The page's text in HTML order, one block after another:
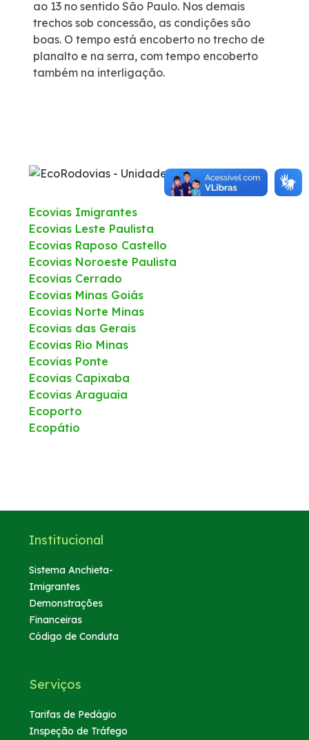
Fale Conosco
Trabalhe Conosco
ao 13 no sentido São Paulo. Nos demais
trechos sob concessão, as condições são
boas. O tempo está encoberto no trecho de
planalto e na serra, com tempo encoberto
também na interligação.
Ecovias Imigrantes
Ecovias Leste Paulista
Ecovias Raposo Castello
Ecovias Noroeste Paulista
Ecovias Cerrado
Ecovias Minas Goiás
Ecovias Norte Minas
Ecovias das Gerais
Ecovias Rio Minas
Ecovias Ponte
Ecovias Capixaba
Ecovias Araguaia
Ecoporto
Ecopátio
Institucional
Sistema Anchieta-
Imigrantes
Demonstrações
Financeiras
Código de Conduta
Serviços
Tarifas de Pedágio
Inspeção de Tráfego